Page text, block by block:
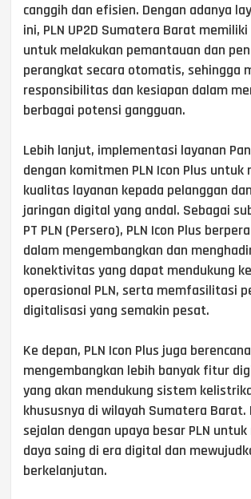
canggih dan efisien. Dengan adanya
ini, PLN UP2D Sumatera Barat
untuk melakukan pemantauan dan
perangkat secara otomatis, sehingga
responsibilitas dan kesiapan dalam
berbagai potensi gangguan.
Lebih lanjut, implementasi layanan
dengan komitmen PLN Icon Plus untuk
kualitas layanan kepada pelanggan
jaringan digital yang andal. Sebagai
PT PLN (Persero), PLN Icon Plus
dalam mengembangkan dan
konektivitas yang dapat mendukung
operasional PLN, serta memfasilitasi
digitalisasi yang semakin pesat.
Ke depan, PLN Icon Plus juga
mengembangkan lebih banyak fitur
yang akan mendukung sistem
khususnya di wilayah Sumatera Barat.
sejalan dengan upaya besar PLN
daya saing di era digital dan
berkelanjutan.